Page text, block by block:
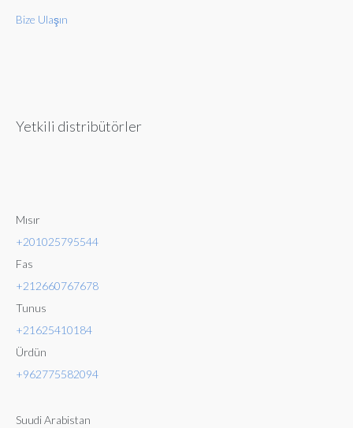
Bize Ulaşın
Yetkili distribütörler
Mısır
+201025795544
Fas
+212660767678
Tunus
+21625410184
Ürdün
+962775582094
Suudi Arabistan